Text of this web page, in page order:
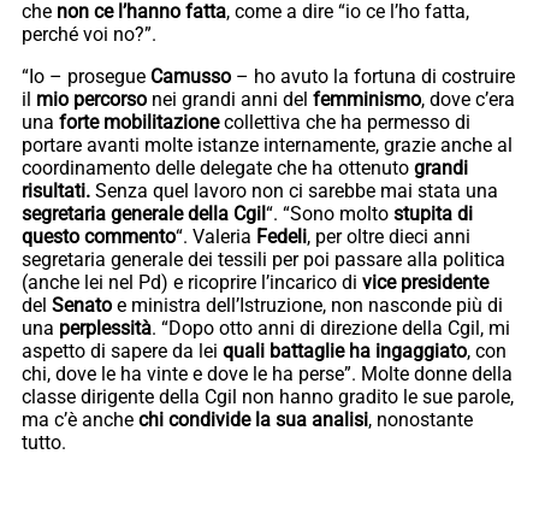
che non ce l’hanno fatta, come a dire “io ce l’ho fatta,
perché voi no?”.
“Io – prosegue Camusso – ho avuto la fortuna di costruire
il mio percorso nei grandi anni del femminismo, dove c’era
una forte mobilitazionecollettiva che ha permesso di
portare avanti molte istanze internamente, grazie anche al
coordinamento delle delegate che ha ottenuto grandi
risultati. Senza quel lavoro non ci sarebbe mai stata una
segretaria generale della Cgil“. “Sono molto stupita di
questo commento“. Valeria Fedeli, per oltre dieci anni
segretaria generale dei tessili per poi passare alla politica
(anche lei nel Pd) e ricoprire l’incarico di vice presidente
del Senato e ministra dell’Istruzione, non nasconde più di
una perplessità. “Dopo otto anni di direzione della Cgil, mi
aspetto di sapere da lei quali battaglie ha ingaggiato, con
chi, dove le ha vinte e dove le ha perse”. Molte donne della
classe dirigente della Cgil non hanno gradito le sue parole,
ma c’è anche chi condivide la sua analisi, nonostante
tutto.